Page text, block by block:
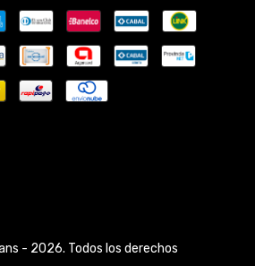
- 2026. Todos los derechos